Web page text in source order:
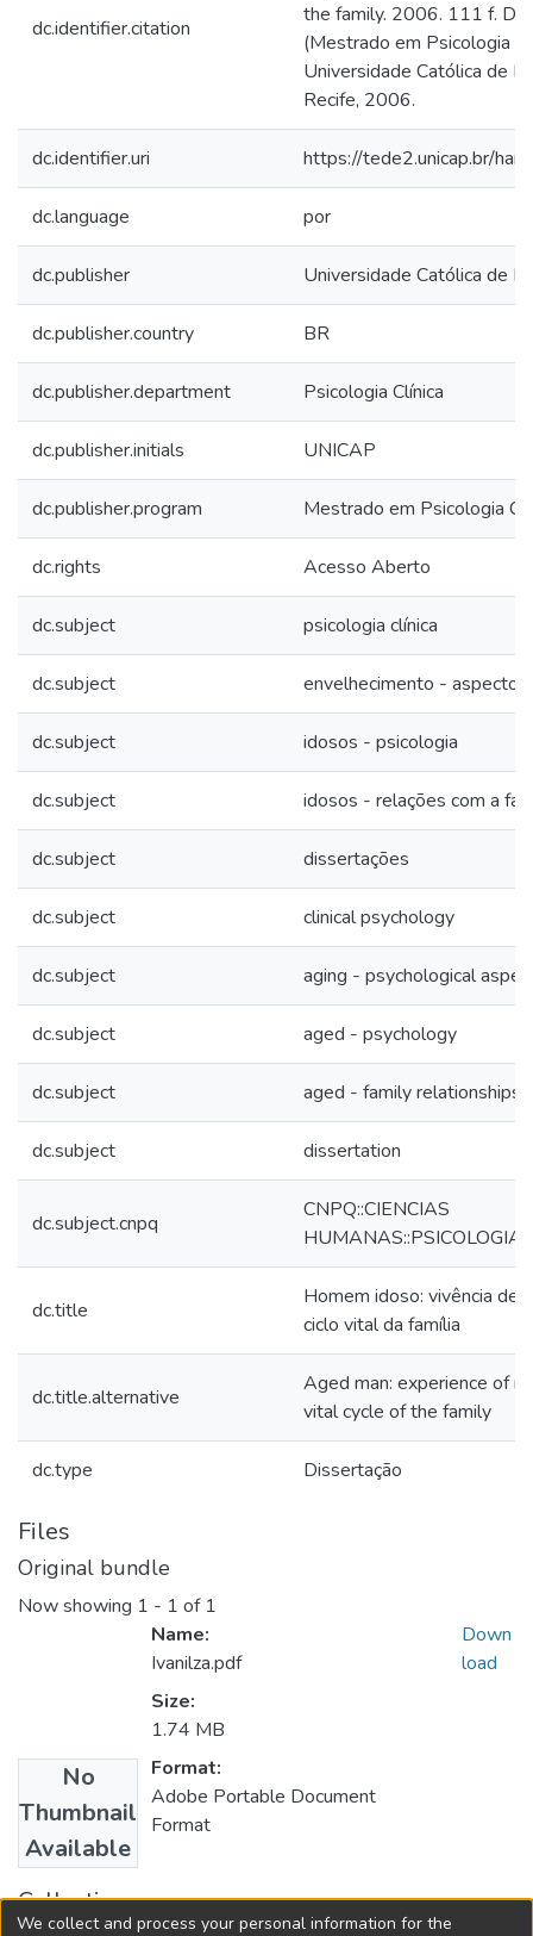
dc.identifier.citation
the family. 2006. 111 f.
(Mestrado em Psicologia
Universidade Católica de
Recife, 2006.
dc.identifier.uri https://tede2.unicap.br/
dc.language por
dc.publisher Universidade Católica de
dc.publisher.country BR
dc.publisher.department Psicologia Clínica
dc.publisher.initials UNICAP
dc.publisher.program Mestrado em Psicologia
dc.rights Acesso Aberto
dc.subject psicologia clínica
dc.subject envelhecimento -
dc.subject idosos - psicologia
dc.subject idosos - relações com a
dc.subject dissertações
dc.subject clinical psychology
dc.subject aging - psychological
dc.subject aged - psychology
dc.subject aged - family relationships
dc.subject dissertation
dc.subject.cnpq
CNPQ::CIENCIAS
HUMANAS::PSICOLOGIA
dc.title
Homem idoso: vivência de
ciclo vital da família
dc.title.alternative
Aged man: experience of
vital cycle of the family
dc.type Dissertação
Files
Original bundle
Now showing 1 - 1 of 1
No
Thumbnail
Available
Name:
Ivanilza.pdf
Size:
1.74 MB
Format:
Adobe Portable Document
Format
Down
load
Collections
We collect and process your personal information for the